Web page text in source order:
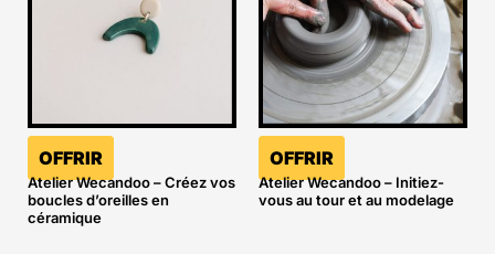
OFFRIR
Atelier Wecandoo – Créez vos
boucles d’oreilles en
céramique
OFFRIR
Atelier Wecandoo – Initiez-
vous au tour et au modelage